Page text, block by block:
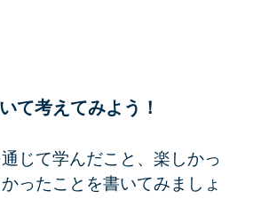
て考えてみよう！
じて学んだこと、楽しかっ
ったことを書いてみましょ